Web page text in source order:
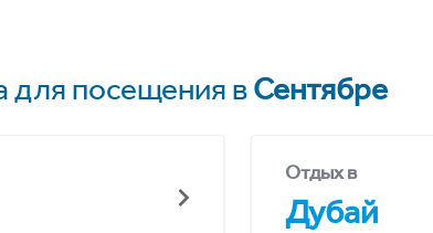
для посещения вСентябре
Отдых в
Дубай